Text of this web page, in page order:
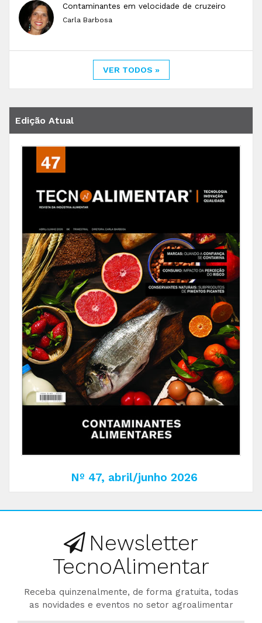
Contaminantes em velocidade de cruzeiro
Carla Barbosa
VER TODOS »
Edição Atual
Nº 47, abril/junho 2026
Newsletter
TecnoAlimentar
Receba quinzenalmente, de forma gratuita, todas
as novidades e eventos no setor agroalimentar